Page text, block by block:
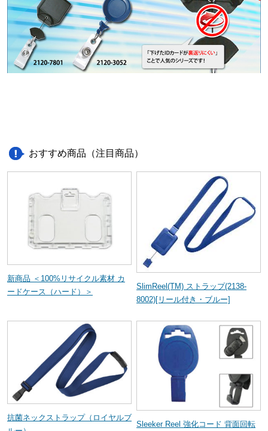
おすすめ商品（注目商品）
新商品 ＜100%リサイクル素材 カ
ードケース（ハード）＞
SlimReel(TM) ストラップ(2138-
8002)[リール付き・ブルー]
抗菌ネックストラップ（ロイヤルブ
Sleeker Reel 強化コード 背面回転